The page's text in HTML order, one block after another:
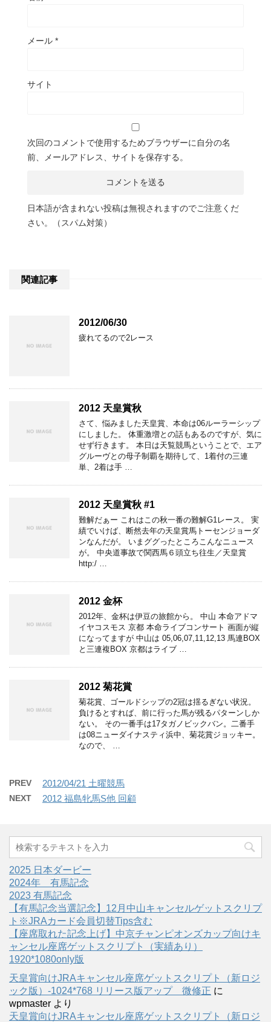
メール *
サイト
次回のコメントで使用するためブラウザーに自分の名
前、メールアドレス、サイトを保存する。
日本語が含まれない投稿は無視されますのでご注意くだ
さい。（スパム対策）
関連記事
2012/06/30
疲れてるので2レース
2012 天皇賞秋
さて、悩みました天皇賞、本命は06ルーラーシップ
にしました。 体重激増との話もあるのですが、気に
せず行きます。 本日は天覧競馬ということで、エア
グルーヴとの母子制覇を期待して、1着付の三連
単、2着は手 …
2012 天皇賞秋 #1
難解だぁー これはこの秋一番の難解G1レース。 実
績でいけば、断然去年の天皇賞馬トーセンジョーダ
ンなんだが。 いまググったところこんなニュース
が。 中央道事故で関西馬６頭立ち往生／天皇賞
http:/ …
2012 金杯
2012年、金杯は伊豆の旅館から。 中山 本命アドマ
イヤコスモス 京都 本命ライブコンサート 画面が縦
になってますが 中山は 05,06,07,11,12,13 馬連BOX
と三連複BOX 京都はライブ …
2012 菊花賞
菊花賞、ゴールドシップの2冠は揺るぎない状況。
負けるとすれば、前に行った馬が残るパターンしか
ない。 その一番手は17タガノビックバン。二番手
は08ニューダイナスティ浜中、菊花賞ジョッキー。
なので、 …
PREV 2012/04/21 土曜競馬
NEXT 2012 福島牝馬S他 回顧
2025 日本ダービー
2024年 有馬記念
2023 有馬記念
【有馬記念当選記念】12月中山キャンセルゲットスクリプ
ト※JRAカード会員切替Tips含む
【座席取れた記念上げ】中京チャンピオンズカップ向けキ
ャンセル座席ゲットスクリプト（実績あり）
1920*1080only版
天皇賞向けJRAキャンセル座席ゲットスクリプト（新ロジ
ック版）-1024*768 リリース版アップ 微修正 に
wpmaster より
天皇賞向けJRAキャンセル座席ゲットスクリプト（新ロジ